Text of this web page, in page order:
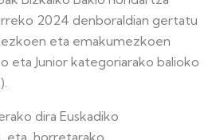
2024 denboraldian gertatu
eta emakumezkoen
eta Junior kategoriarako balioko
dira Euskadiko